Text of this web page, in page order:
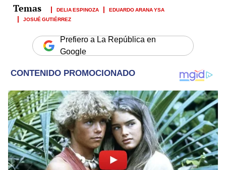
DELIA ESPINOZA
EDUARDO ARANA YSA
JOSUÉ GUTIÉRREZ
Prefiero a La República en
Google